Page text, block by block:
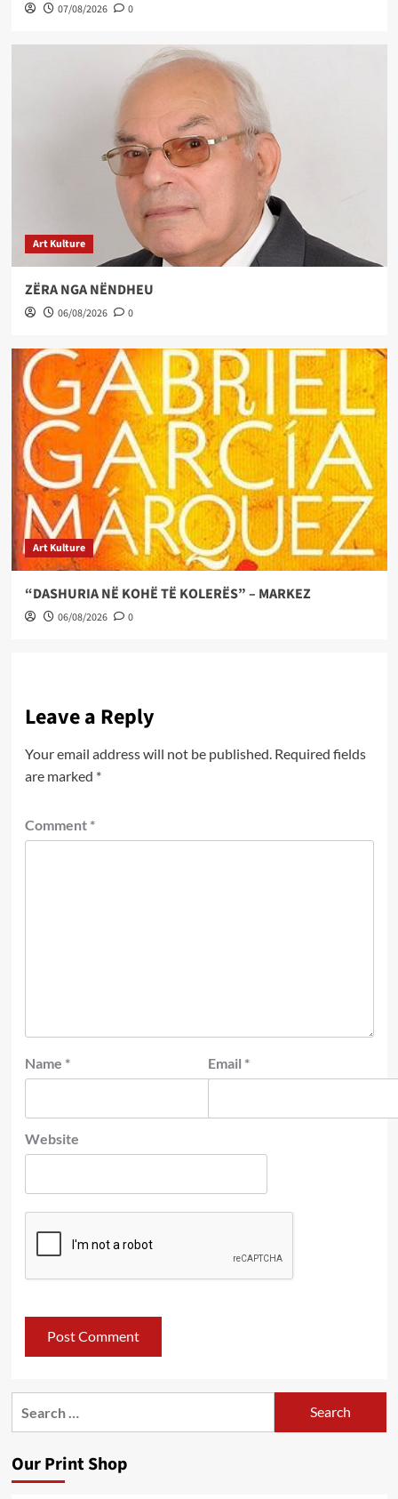
07/08/2026 0
Art Kulture
ZËRA NGA NËNDHEU
06/08/2026 0
Art Kulture
“DASHURIA NË KOHË TË KOLERËS” – MARKEZ
06/08/2026 0
Leave a Reply
Your email address will not be published. Required fields
are marked *
Comment *
Name * Email *
Website
Our Print Shop